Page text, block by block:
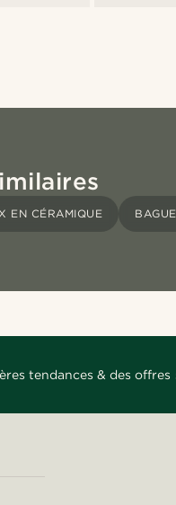
EN CÉRAMIQUE
tendances & des offres